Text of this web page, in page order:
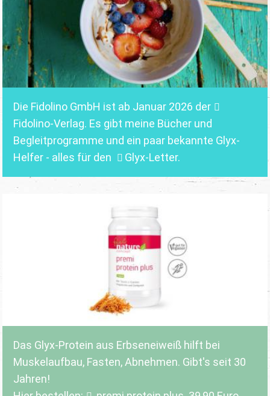
Die Fidolino GmbH ist ab Januar 2026 der
Fidolino-Verlag. Es gibt meine Bücher und
Begleitprogramme und ein paar bekannte Glyx-
Helfer - alles für den
Glyx-Letter.
Das Glyx-Protein aus Erbseneiweiß hilft bei
Muskelaufbau, Fasten, Abnehmen. Gibt's seit 30
Jahren!